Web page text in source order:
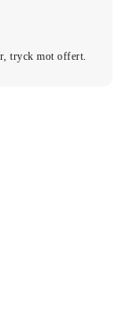
tryck mot offert.